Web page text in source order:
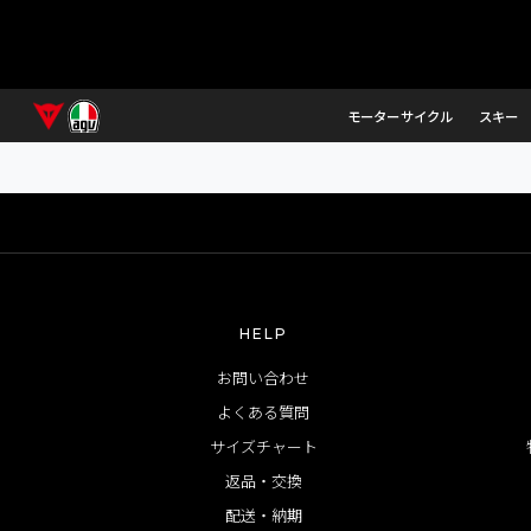
モーターサイクル スキー
誠に恐れ入りますが
HELP
お問い合わせ
よくある質問
サイズチャート
返品・交換
配送・納期